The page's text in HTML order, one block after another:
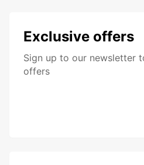
Exclusive offers
Sign up to our newsletter
offers